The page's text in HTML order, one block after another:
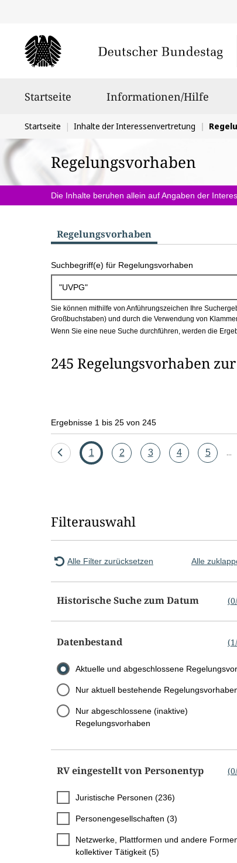
Startseite Informationen/Hilfe
Sie
befinden
sich
hier:
Startseite Inhalte der Interessenvertretung
Regelungsvorhaben
Die Inhalte beruhen allein auf Angaben der
S
u
c
h
b
x
Regelungs­vorhaben
Suchbegriff(e) für Regelungsvorhaben
Sie können mithilfe von Anführungszeichen Ihre
Großbuchstaben) und durch die Verwendung von
Wenn Sie eine neue Suche durchführen, werden die
245 Regelungsvorhaben
Ergebnisse 1 bis 25 von 245
Eine
Seite
1 Seite
2 Seite
3 Seite
4 Seite
5
Filterauswahl
Alle Filter zurücksetzen Alle
Historische Suche zum Datum (0/
Datenbestand (1/
Aktuelle und abgeschlossene
Nur aktuell bestehende
Nur abgeschlossene (inaktive)
Regelungsvorhaben
RV eingestellt von Personentyp (0/
Juristische Personen (236)
Personengesellschaften (3)
Netzwerke, Plattformen und andere
kollektiver Tätigkeit (5)